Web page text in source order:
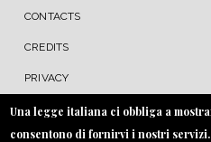
MENU FOOTER
CONTACTS
CREDITS
PRIVACY
COOKIE
Una legge italiana ci obbliga a
consentono di fornirvi i nostri